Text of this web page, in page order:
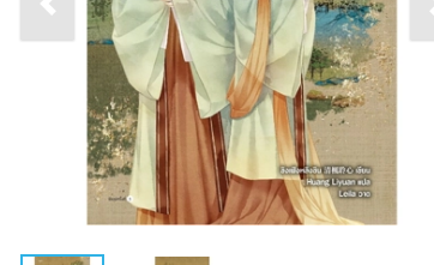
Previous slide